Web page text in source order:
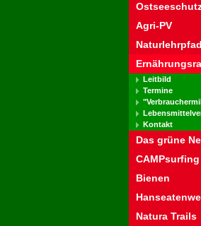
Agri-PV
Leitbild
Termine
Kontakt
Das grüne
CAMPsurfing
Bienen
Natura Trails